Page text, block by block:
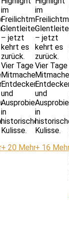
| f. alle
im
Freilichtmuseum
Glentleiten
– jetzt
kehrt es
zurück.
Vier Tage
Mitmachen,
Entdecken
und
Ausprobieren
in
historischer
Kulisse.
+ 20 Mehr
im
– jetzt
kehrt es
zurück.
Vier Tage
und
in
Kulisse.
+ 16